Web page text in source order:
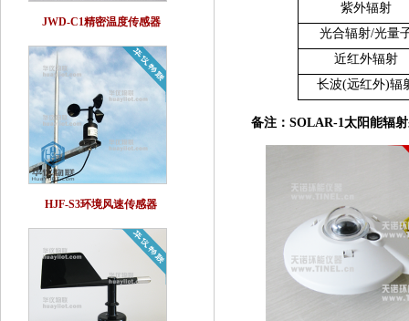
紫外辐射
光合辐射/光量
近红外辐射
长波(远红外)辐
备注：SOLAR-1太阳能辐
JWD-C1精密温度传感器
HJF-S3环境风速传感器